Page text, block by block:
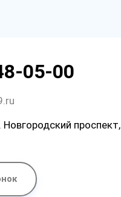
05-00
Новгородский проспект,